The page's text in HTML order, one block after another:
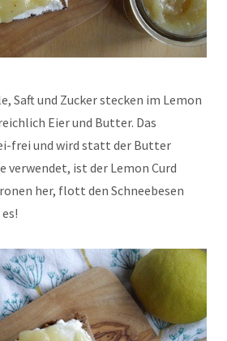
Saft und Zucker stecken im Lemon
Eier und Butter. Das
frei und wird statt der Butter
verwendet, ist der Lemon Curd
her, flott den Schneebesen